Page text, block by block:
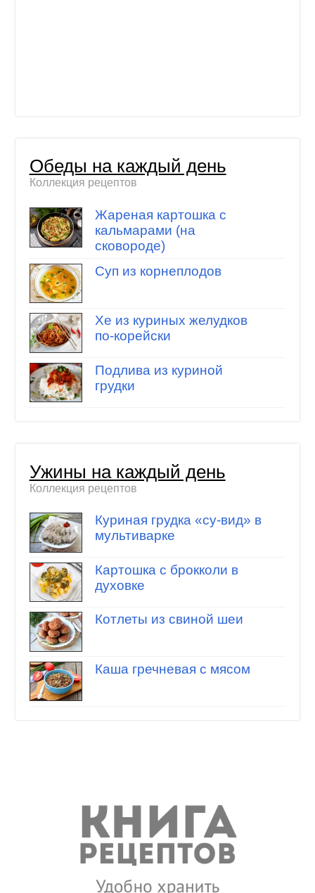
Обеды на каждый день
Коллекция рецептов
Жареная картошка с
кальмарами (на
сковороде)
Суп из корнеплодов
Хе из куриных желудков
по-корейски
Подлива из куриной
грудки
Ужины на каждый день
Коллекция рецептов
Куриная грудка «су-вид» в
мультиварке
Картошка с брокколи в
духовке
Котлеты из свиной шеи
Каша гречневая с мясом